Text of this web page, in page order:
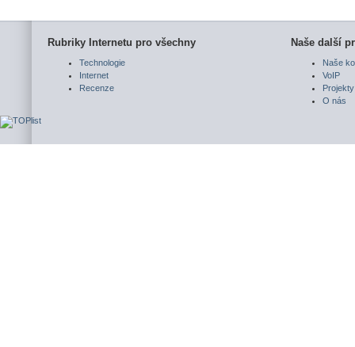
Rubriky Internetu pro všechny
Technologie
Internet
Recenze
Naše další
Naše
VoIP
Projekty
O nás